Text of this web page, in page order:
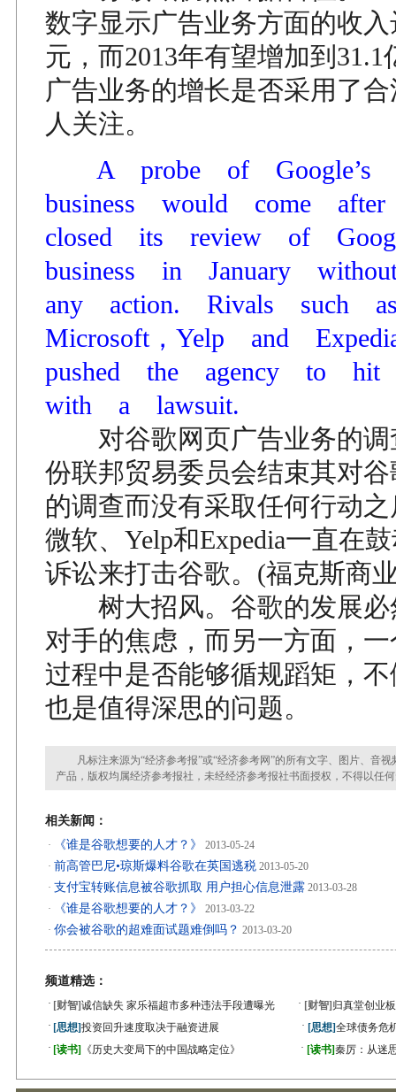
数字显示广告业务方面的收入
元，而2013年有望增加到
广告业务的增长是否采用了
人关注。
A probe of Google’s
business would come
closed its review of
business in January
any action. Rivals such
Microsoft，Yelp and
pushed the agency to
with a lawsuit.
对谷歌网页广告业务的调
份联邦贸易委员会结束其对
的调查而没有采取任何行动
微软、Yelp和Expedia一直在
诉讼来打击谷歌。(福克斯商
树大招风。谷歌的发展必
对手的焦虑，而另一方面，
过程中是否能够循规蹈矩，
也是值得深思的问题。
凡标注来源为“经济参考报”或“经济参考网”的所有文字、图片、音视
产品，版权均属经济参考报社，未经经济参考报社书面授权，不得以任
相关新闻：
· 《谁是谷歌想要的人才？》
2013-05-24
· 前高管巴尼•琼斯爆料谷歌在英国逃税 2013-05-20
· 支付宝转账信息被谷歌抓取 用户担心信息泄露 2013-03-28
·
《谁是谷歌想要的人才？》
2013-03-22
· 你会被谷歌的超难面试题难倒吗？ 2013-03-20
频道精选：
· [财智]诚信缺失 家乐福超市多种违法手段遭曝光 · [财智] 归真堂创业
· [思想]投资回升速度取决于融资进展 · [思想]全球债务危
· [读书] 《历史大变局下的中国战略定位》 · [读书]秦厉：从迷